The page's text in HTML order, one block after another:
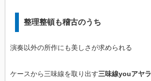
整理整頓も稽古のうち
演奏以外の所作にも美しさが求められる
ケースから三味線を取り出す三味線youアヤラ